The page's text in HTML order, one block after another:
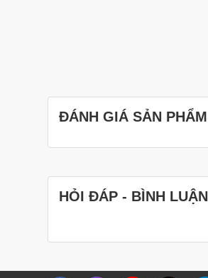
ĐÁNH GIÁ SẢN PHẨM
HỎI ĐÁP - BÌNH LUẬN